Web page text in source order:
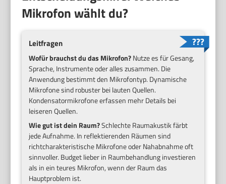
Mikrofon wählt du?
Leitfragen
Wofür brauchst du das Mikrofon?Nutze es für Gesang,
Sprache, Instrumente oder alles zusammen. Die
Anwendung bestimmt den Mikrofontyp. Dynamische
Mikrofone sind robuster bei lauten Quellen.
Kondensatormikrofone erfassen mehr Details bei
leiseren Quellen.
Wie gut ist dein Raum?Schlechte Raumakustik färbt
jede Aufnahme. In reflektierenden Räumen sind
richtcharakteristische Mikrofone oder Nahabnahme oft
sinnvoller. Budget lieber in Raumbehandlung investieren
als in ein teures Mikrofon, wenn der Raum das
Hauptproblem ist.